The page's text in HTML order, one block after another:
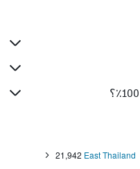
East Thailand
21,942